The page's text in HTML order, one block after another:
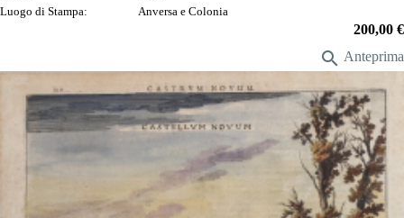
Luogo di Stampa:
Anversa e Colonia
Prezzo
200,00 €
 Anteprima
DESCRIZIONE